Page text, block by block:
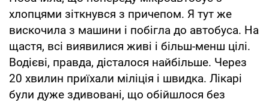
хлопцями зіткнувся з причепом. Я тут же
вискочила з машини і побігла до автобуса. На
щастя, всі виявилися живі і більш-менш цілі.
Водієві, правда, дісталося найбільше. Через
20 хвилин приїхали міліція і швидка. Лікарі
були дуже здивовані, що обійшлося без